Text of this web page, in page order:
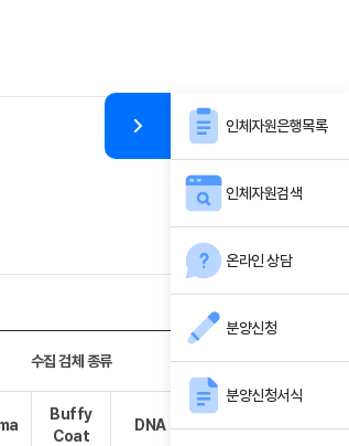
수집 검체 종류
Buffy
Coat
DNA PBMC 기타
인체자원은행목록
인체자원검색
온라인 상담
분양신청
분양신청서식